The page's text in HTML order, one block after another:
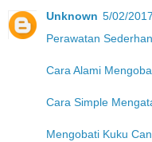
Unknown 5/02/2017
Perawatan
Cara Alami
Cara Simple
Mengobati Kuku